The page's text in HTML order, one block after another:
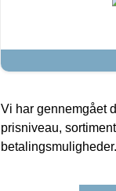
Vi har gennemgået
prisniveau,
betalingsmuligheder.